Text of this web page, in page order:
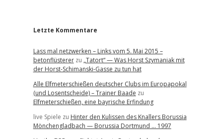
Letzte Kommentare
Lass mal netzwerken – Links vom 5. Mai 2015 –
betonflüstererzu „Tatort“ — Was Horst Szymaniak mit
der Horst-Schimanski-Gasse zu tun hat
Alle Elfmeterschießen deutscher Clubs im Europapokal
(und Losentscheide) – Trainer Baade zu
Elfmeterschießen, eine bayrische Erfindung
live Spiele zu Hinter den Kulissen des Knallers Borussia
Mönchengladbach — Borussia Dortmund … 1997